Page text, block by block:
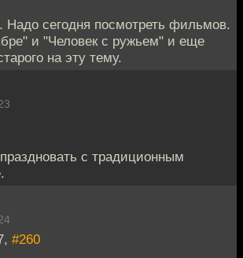
Надо сегодня посмотреть фильмов.
и "Человек с ружьем" и еще
на эту тему.
с традиционным
#260